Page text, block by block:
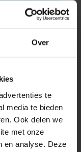
Over
te
media te bieden
Ook delen we
met onze
en analyse. Deze
om
ads die het